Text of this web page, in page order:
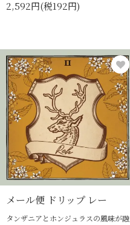
2,592円(税192円)
メール便 ドリップ レー
タンザニアとホンジュラスの風味が融